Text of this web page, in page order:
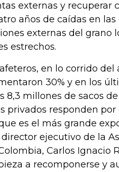
externas y recuperar
años de caídas en las
externas del grano
estrechos.
en lo corrido del
30% y en los
8,3 millones de sacos
privados responden por
es el más grande
ejecutivo de la
Carlos Ignacio
a recomponerse y